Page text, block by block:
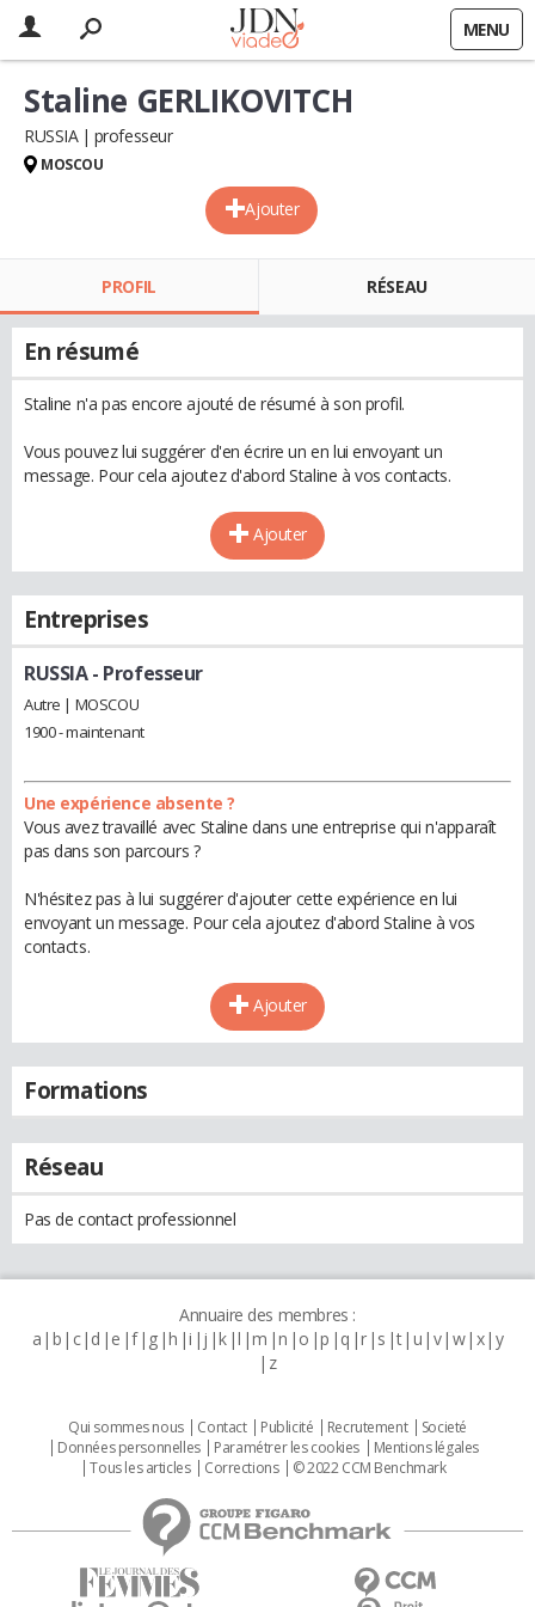
MENU
Ajouter
Staline GERLIKOVITCH
RUSSIA professeur
MOSCOU
PROFIL RÉSEAU
En résumé
Staline n'a pas encore ajouté de résumé à son profil.
Vous pouvez lui suggérer d'en écrire un en lui envoyant un
message. Pour cela ajoutez d'abord Staline à vos contacts.
Ajouter
Entreprises
RUSSIA- Professeur
Autre | MOSCOU
1900 - maintenant
Une expérience absente ?
Vous avez travaillé avec Staline dans une entreprise qui n'apparaît
pas dans son parcours ?
N'hésitez pas à lui suggérer d'ajouter cette expérience en lui
envoyant un message. Pour cela ajoutez d'abord Staline à vos
contacts.
Ajouter
Formations
Réseau
Pas de contact professionnel
Annuaire des membres :
a b c d e f g h i j k l m n o p q r s t u v w x y
z
Qui sommes nous Contact Publicité Recrutement
Societé
Données personnelles
Paramétrer les cookies
Mentions légales
Tous les articles
Corrections © 2022 CCM Benchmark